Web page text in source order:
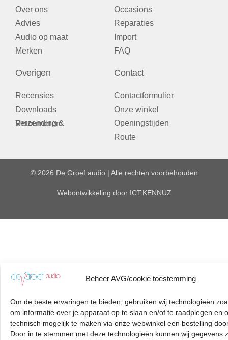
Beheer AVG/cookie toestemming
Om de beste ervaringen te bieden, gebruiken wij technologieën
om informatie over je apparaat op te slaan en/of te raadplegen en
technisch mogelijk te maken via onze webwinkel een bestelling
Door in te stemmen met deze technologieën kunnen wij gegevens
Over ons
Advies
Audio op maat
Merken
Occasions
Reparaties
Import
FAQ
Overigen
Recensies
Downloads
Verzending & Retourneren
Contact
Contactformulier
Onze winkel
Openingstijden
Route
© 2026 De Groef audio | Alle rechten voorbehouden
Webontwikkeling door ICT.KENNUZ